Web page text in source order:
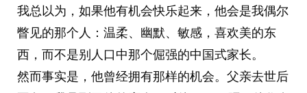
我总以为，如果他有机会快乐起来，他会是我偶尔
瞥见的那个人：温柔、幽默、敏感，喜欢美的东
西，而不是别人口中那个倔强的中国式家长。
然而事实是，他曾经拥有那样的机会。父亲去世后